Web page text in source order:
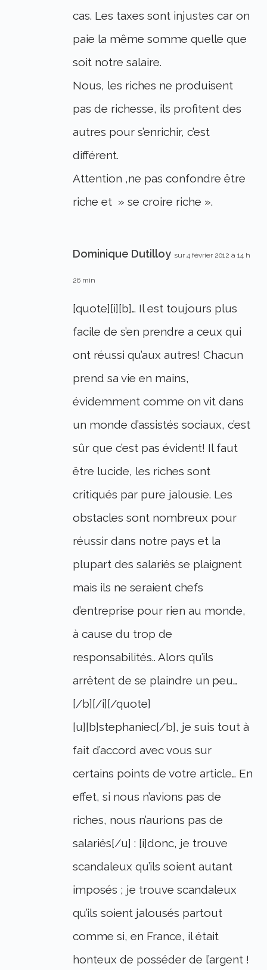
cas. Les taxes sont injustes car on
paie la même somme quelle que
soit notre salaire.
Nous, les riches ne produisent
pas de richesse, ils profitent des
autres pour s’enrichir, c’est
différent.
Attention ,ne pas confondre être
riche et » se croire riche ».
Dominique Dutilloy sur 4 février 2012 à 14 h
26 min
[quote][i][b]… Il est toujours plus
facile de s’en prendre a ceux qui
ont réussi qu’aux autres! Chacun
prend sa vie en mains,
évidemment comme on vit dans
un monde d’assistés sociaux, c’est
sûr que c’est pas évident! Il faut
être lucide, les riches sont
critiqués par pure jalousie. Les
obstacles sont nombreux pour
réussir dans notre pays et la
plupart des salariés se plaignent
mais ils ne seraient chefs
d’entreprise pour rien au monde,
à cause du trop de
responsabilités.. Alors qu’ils
arrêtent de se plaindre un peu…
[/b][/i][/quote]
[u][b]stephaniec[/b], je suis tout à
fait d’accord avec vous sur
certains points de votre article… En
effet, si nous n’avions pas de
riches, nous n’aurions pas de
salariés[/u] : [i]donc, je trouve
scandaleux qu’ils soient autant
imposés ; je trouve scandaleux
qu’ils soient jalousés partout
comme si, en France, il était
honteux de posséder de l’argent !